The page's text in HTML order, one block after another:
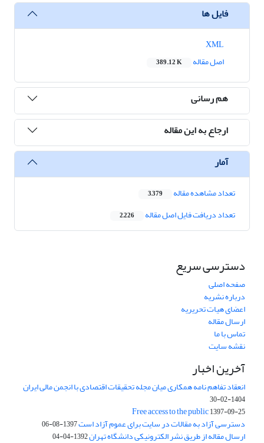
فایل ها
اصل مقاله
389.12 K
هم رسانی
ارجاع به این مقاله
آمار
تعداد مشاهده مقاله 3,379
تعداد دریافت فایل اصل مقاله 2,226
دسترسی سریع
صفحه اصلی
درباره نشریه
اعضای هیات تحریریه
ارسال مقاله
تماس با ما
نقشه سایت
آخرین اخبار
انعقاد تفاهم نامه همکاری میان مجله تحقیقات اقتصادی با انجمن مالی ایران
1404-02-30
Free access to the public1397-09-25
دسترسی آزاد به مقالات در سایت برای عموم آزاد است1397-08-06
ارسال مقاله از طریق نشر الکترونیکی دانشگاه تهران1392-04-04